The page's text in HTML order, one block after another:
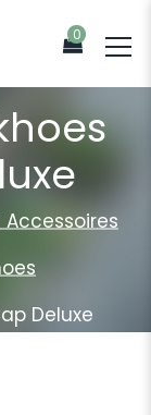
0
Accessoires
Deluxe